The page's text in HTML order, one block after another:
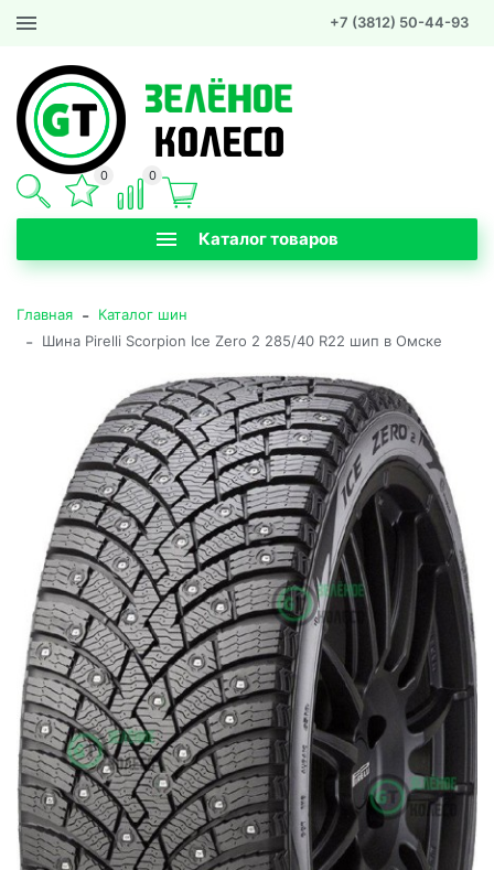
+7 (3812) 50-44-93
Каталог товаров
0 0
Главная - Каталог шин
- Шина Pirelli Scorpion Ice Zero 2 285/40 R22 шип в Омске